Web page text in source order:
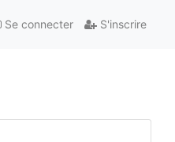
Se connecter S'inscrire